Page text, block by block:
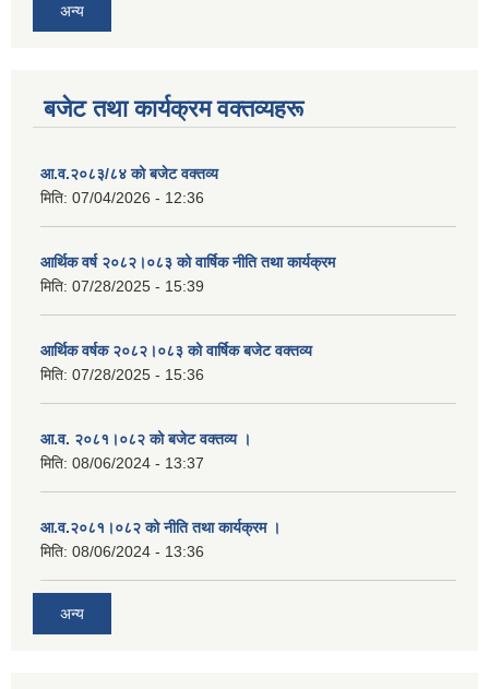
अन्य
बजेट तथा कार्यक्रम वक्तव्यहरू
आ.व.२०८३/८४ को बजेट वक्तव्य
मिति: 07/04/2026 - 12:36
आर्थिक वर्ष २०८२।०८३ को वार्षिक नीति तथा कार्यक्रम
मिति: 07/28/2025 - 15:39
आर्थिक वर्षक २०८२।०८३ को वार्षिक बजेट वक्तव्य
मिति: 07/28/2025 - 15:36
आ.व. २०८१।०८२ को बजेट वक्तव्य ।
मिति: 08/06/2024 - 13:37
आ.व.२०८१।०८२ को नीति तथा कार्यक्रम ।
मिति: 08/06/2024 - 13:36
अन्य